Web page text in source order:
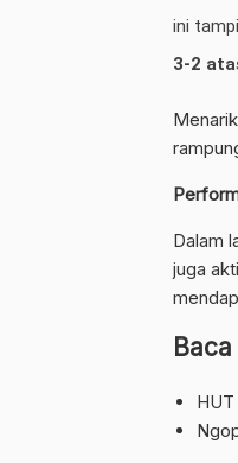
ini
3-2
Dalam
juga